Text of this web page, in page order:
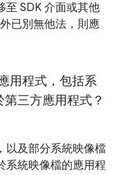
至 SDK 介面或其他
已別無他法，則應
用程式，包括系
三方應用程式？
以及部分系統映像檔
系統映像檔的應用程